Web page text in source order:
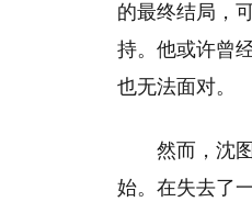
的最终结局，
持。他或许曾
也无法面对。
然而，沈
始。在失去了